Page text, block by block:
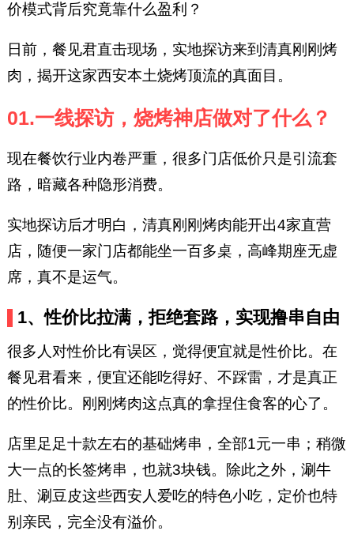
价模式背后究竟靠什么盈利？
日前，餐见君直击现场，实地探访来到清真刚刚烤
肉，揭开这家西安本土烧烤顶流的真面目。
01.一线探访，烧烤神店做对了什么？
现在餐饮行业内卷严重，很多门店低价只是引流套
路，暗藏各种隐形消费。
实地探访后才明白，清真刚刚烤肉能开出4家直营
店，随便一家门店都能坐一百多桌，高峰期座无虚
席，真不是运气。
1、性价比拉满，拒绝套路，实现撸串自由
很多人对性价比有误区，觉得便宜就是性价比。在
餐见君看来，便宜还能吃得好、不踩雷，才是真正
的性价比。刚刚烤肉这点真的拿捏住食客的心了。
店里足足十款左右的基础烤串，全部1元一串；稍微
大一点的长签烤串，也就3块钱。除此之外，涮牛
肚、涮豆皮这些西安人爱吃的特色小吃，定价也特
别亲民，完全没有溢价。